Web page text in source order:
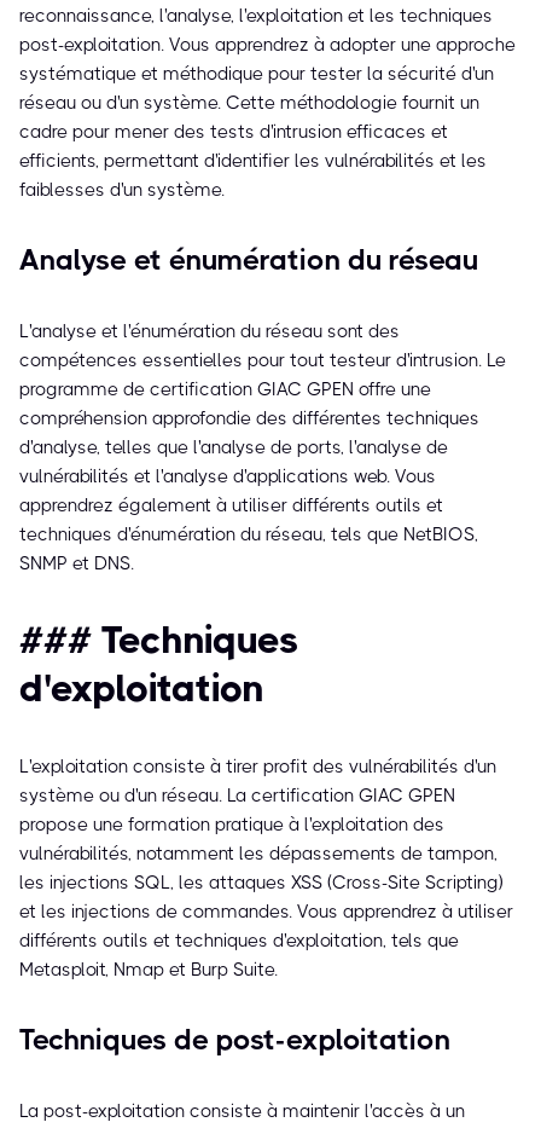
reconnaissance, l'analyse, l'exploitation et les techniques
post-exploitation. Vous apprendrez à adopter une approche
systématique et méthodique pour tester la sécurité d'un
réseau ou d'un système. Cette méthodologie fournit un
cadre pour mener des tests d'intrusion efficaces et
efficients, permettant d'identifier les vulnérabilités et les
faiblesses d'un système.
Analyse et énumération du réseau
L'analyse et l'énumération du réseau sont des
compétences essentielles pour tout testeur d'intrusion. Le
programme de certification GIAC GPEN offre une
compréhension approfondie des différentes techniques
d'analyse, telles que l'analyse de ports, l'analyse de
vulnérabilités et l'analyse d'applications web. Vous
apprendrez également à utiliser différents outils et
techniques d'énumération du réseau, tels que NetBIOS,
SNMP et DNS.
### Techniques
d'exploitation
L'exploitation consiste à tirer profit des vulnérabilités d'un
système ou d'un réseau. La certification GIAC GPEN
propose une formation pratique à l'exploitation des
vulnérabilités, notamment les dépassements de tampon,
les injections SQL, les attaques XSS (Cross-Site Scripting)
et les injections de commandes. Vous apprendrez à utiliser
différents outils et techniques d'exploitation, tels que
Metasploit, Nmap et Burp Suite.
Techniques de post-exploitation
La post-exploitation consiste à maintenir l'accès à un